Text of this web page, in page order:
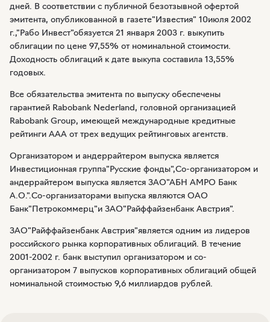
дней. В соответствии с публичной безотзывной офертой
эмитента, опубликованной в газете"Известия" 10июля 2002
г.,"Рабо Инвест"обязуется 21 января 2003 г. выкупить
облигации по цене 97,55% от номинальной стоимости.
Доходность облигаций к дате выкупа составила 13,55%
годовых.
Все обязательства эмитента по выпуску обеспечены
гарантией Rabobank Nederland, головной организацией
Rabobank Group, имеющей международные кредитные
рейтинги ААА от трех ведущих рейтинговых агентств.
Организатором и андеррайтером выпуска является
Инвестиционная группа"Русские фонды",Со-организатором и
андеррайтером выпуска является ЗАО"АБН АМРО Банк
А.О.".Со-организаторами выпуска являются ОАО
Банк"Петрокоммерц"и ЗАО"Райффайзенбанк Австрия".
ЗАО"Райффайзенбанк Австрия"является одним из лидеров
российского рынка корпоративных облигаций. В течение
2001-2002 г. банк выступил организатором и со-
организатором 7 выпусков корпоративных облигаций общей
номинальной стоимостью 9,6 миллиардов рублей.